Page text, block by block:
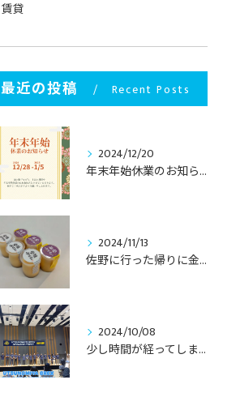
賃貸
最近の投稿 Recent Posts
2024/12/20
年末年始休業のお知らせ
2024/11/13
佐野に行った帰りに金録さんに寄り道🎵
2024/10/08
少し時間が経ってしまいましたが、先日、宇都宮ブレックス様のT...